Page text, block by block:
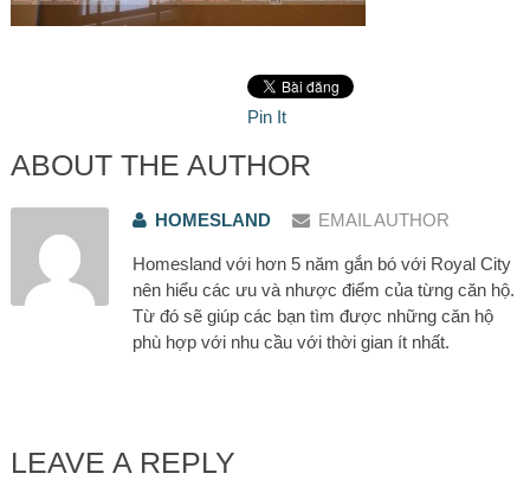
Pin It
ABOUT THE AUTHOR
HOMESLAND EMAIL AUTHOR
Homesland với hơn 5 năm gắn bó với Royal City
nên hiểu các ưu và nhược điểm của từng căn hộ.
Từ đó sẽ giúp các bạn tìm được những căn hộ
phù hợp với nhu cầu với thời gian ít nhất.
LEAVE A REPLY